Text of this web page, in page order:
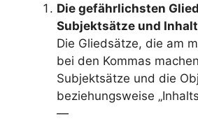
Die gefährlichsten
Subjektsätze und
Die Gliedsätze, die am
bei den Kommas
Subjektsätze und die
beziehungsweise
—